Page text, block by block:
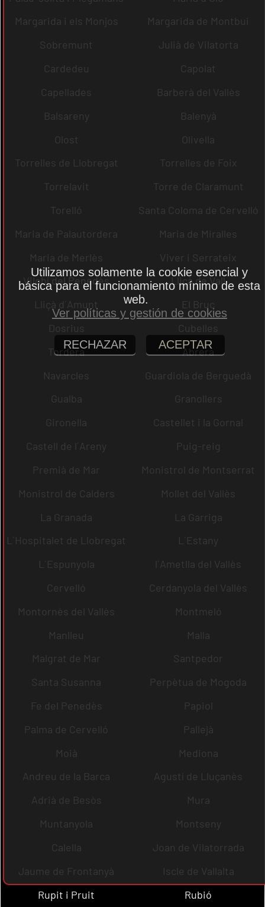
Margarida i els Monjos
Margarida de Montbui
Sobremunt
Julià de Vilatorta
Cardedeu
Capolat
Capellades
Barberà del Vallès
Balsareny
Balenyà
Olost
Olivella
Torrelles de Llobregat
Torrelles de Foix
Torrelavit
Torre de Claramunt
Torelló
Santa Coloma de Cervelló
Maria de Palautordera
Maria de Miralles
Maria de Merlès
Viver i Serrateix
Vilobí del Penedès
Lliçà de Vall
Lliçà d´Amunt
El Bruc
Dosrius
Cubelles
Tordera
Abrera
Navarcles
Guardiola de Berguedà
Gualba
Granollers
Gironella
Castellet i la Gornal
Castell de l´Areny
Puig-reig
Premià de Mar
Monistrol de Montserrat
Monistrol de Calders
Mollet del Vallès
La Granada
La Garriga
L´Hospitalet de Llobregat
L´Estany
L´Espunyola
l´Ametlla del Vallès
Cervelló
Cerdanyola del Vallès
Montornès del Vallès
Montmeló
Manlleu
Malla
Malgrat de Mar
Santpedor
Santa Susanna
Perpètua de Mogoda
Fe del Penedès
Papiol
Palma de Cervelló
Pallejà
Moià
Mediona
Andreu de la Barca
Agustí de Lluçanès
Adrià de Besòs
Mura
Muntanyola
Montseny
Calella
Joan de Vilatorrada
Jaume de Frontanyà
Iscle de Vallalta
Rupit i Pruit
Rubió
Utilizamos solamente la cookie esencial y
básica para el funcionamiento mínimo de esta
web.
Ver políticas y gestión de cookies
RECHAZAR ACEPTAR